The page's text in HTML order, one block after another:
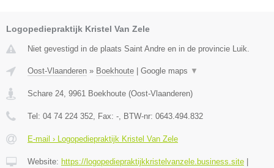
Logopediepraktijk Kristel Van Zele
Niet gevestigd in de plaats Saint Andre en in de provincie Luik.
Oost-Vlaanderen » Boekhoute Google maps ▼
Schare 24, 9961 Boekhoute (Oost-Vlaanderen)
Tel: 04 74 224 352, Fax: -, BTW-nr: 0643.494.832
E-mail › Logopediepraktijk Kristel Van Zele
Website: https://logopediepraktijkkristelvanzele.business.site